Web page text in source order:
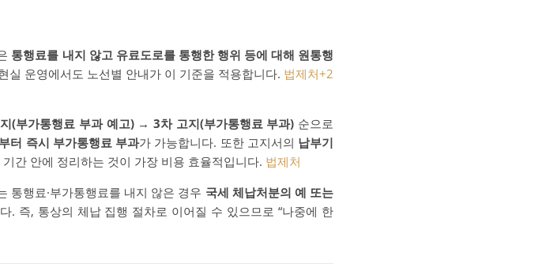
통행료를 내지 않고 유료도로를 통행한 행위 등에 대해 원통행
실 운영에서도 노선별 안내가 이 기준을 적용합니다. 법제처+2
(부가통행료 부과 예고)→3차 고지(부가통행료 부과) 순으로
터 즉시 부가통행료 부과가 가능합니다. 또한 고지서의 납부기
간 안에 정리하는 것이 가장 비용 효율적입니다. 법제처
통행료·부가통행료를 내지 않은 경우 국세 체납처분의 예 또는
. 즉, 통상의 체납 집행 절차로 이어질 수 있으므로 “나중에 한